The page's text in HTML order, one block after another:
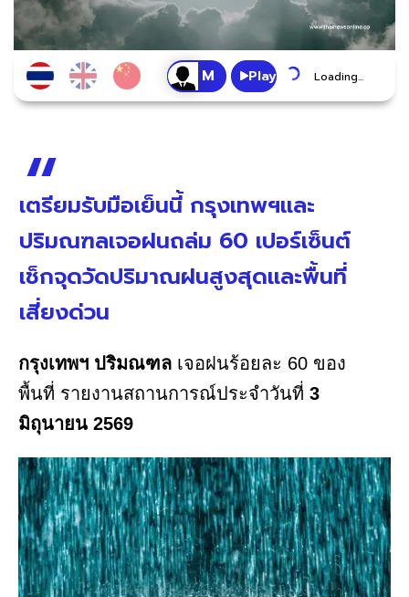
Play Loading...
เตรียมรับมือเย็นนี้ กรุงเทพฯและ
ปริมณฑลเจอฝนถล่ม 60 เปอร์เซ็นต์
เช็กจุดวัดปริมาณฝนสูงสุดและพื้นที่
เสี่ยงด่วน
กรุงเทพฯ ปริมณฑล เจอฝนร้อยละ 60 ของ
พื้นที่ รายงานสถานการณ์ประจำวันที่ 3
มิถุนายน 2569